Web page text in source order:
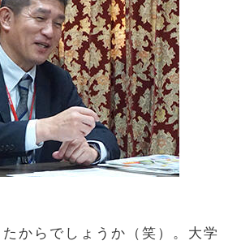
からでしょうか（笑）。大学